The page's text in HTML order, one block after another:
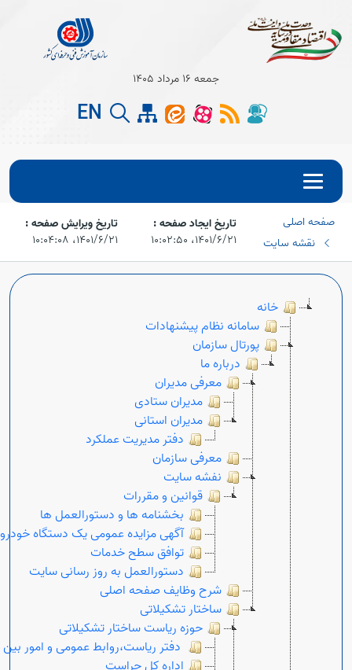
Open
Open
جمعه 16 مرداد 1405
EN
صفحه اصلی
نقشه سایت
تاریخ ایجاد صفحه :
۱۴۰۱/۶/۲۱،‏ ۱۰:۰۲:۵۰
تاریخ ویرایش صفحه :
۱۴۰۱/۶/۲۱،‏ ۱۰:۰۴:۰۸
خانه
سامانه نظام پیشنهادات
پورتال سازمان
درباره ما
معرفی مدیران
مدیران ستادی
مدیران استانی
دفتر مدیریت عملکرد
معرفی سازمان
نفشه سایت
قوانین و مقررات
بخشنامه ها و دستورالعمل ها
آگهی مزایده عمومی یک دستگاه خودرو
توافق سطح خدمات
دستورالعمل به روز رسانی سایت
شرح وظایف صفحه اصلی
ساختار تشکیلاتی
حوزه ریاست ساختار تشکیلاتی
دفتر ریاست،روابط عمومی و امور بین